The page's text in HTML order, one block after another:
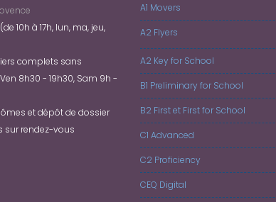
10h à 17h, lun, ma, jeu,
complets sans
8h30 - 19h30, Sam 9h -
et dépôt de dossier
sur rendez-vous
A1 Movers
A2 Flyers
A2 Key for School
B1 Preliminary for School
B2 First et First for School
C1 Advanced
C2 Proficiency
CEQ Digital